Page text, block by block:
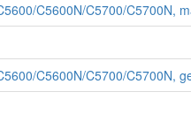
C5600N/C5700/C5700N,
C5600N/C5700/C5700N,